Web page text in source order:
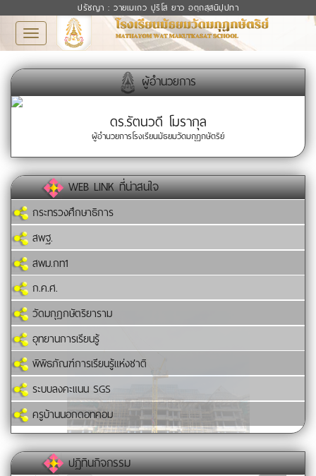
ปรัชญา : วายเมเถว ปุริโส ยาว อตฺถสฺสนิปฺปทา
Toggle
navigation
ผู้อำนวยการ
ดร.รัตนวดี โมรากุล
ผู้อำนวยการโรงเรียนมัธยมวัดมกุฏกษัตริย์
WEB LINK ที่น่าสนใจ
กระทรวงศึกษาธิการ
สพฐ.
สพม.กท1
ก.ค.ศ.
วัดมกุฏกษัตริยาราม
อุทยานการเรียนรู้
พิพิธภัณฑ์การเรียนรู้แห่งชาติ
ระบบลงคะแนน SGS
ครูบ้านนอกดอทคอม
ปฏิทินกิจกรรม